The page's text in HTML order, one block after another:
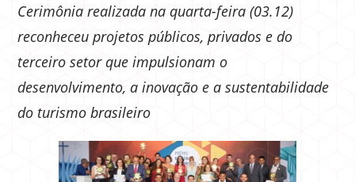
Cerimônia realizada na quarta-feira (03.12)
reconheceu projetos públicos, privados e do
terceiro setor que impulsionam o
desenvolvimento, a inovação e a sustentabilidade
do turismo brasileiro